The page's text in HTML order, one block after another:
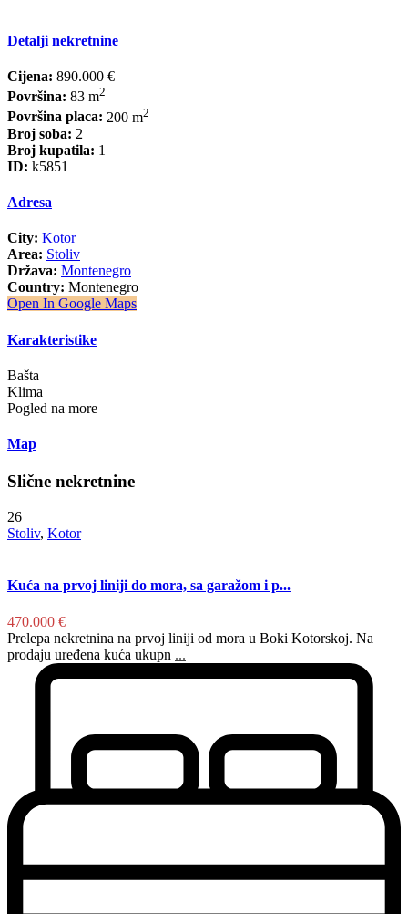
Detalji nekretnine
Cijena: 890.000 €
Površina: 83 m2
Površina placa: 200 m2
Broj soba: 2
Broj kupatila: 1
ID: k5851
Adresa
City: Kotor
Area: Stoliv
Država: Montenegro
Country: Montenegro
Open In Google Maps
Karakteristike
Bašta
Klima
Pogled na more
Map
Slične nekretnine
26
Stoliv, Kotor
Kuća na prvoj liniji do mora, sa garažom i p...
470.000 €
Prelepa nekretnina na prvoj liniji od mora u Boki Kotorskoj. Na
prodaju uređena kuća ukupn ...